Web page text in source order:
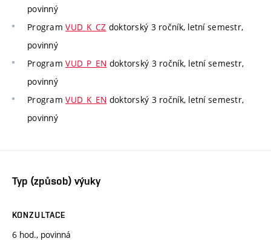
povinný
ProgramVUD_K_CZ doktorský 3 ročník, letní semestr,
povinný
ProgramVUD_P_EN doktorský 3 ročník, letní semestr,
povinný
ProgramVUD_K_EN doktorský 3 ročník, letní semestr,
povinný
Typ (způsob) výuky
KONZULTACE
6 hod., povinná